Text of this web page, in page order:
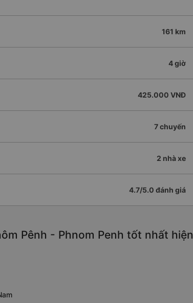
161 km
4 giờ
425.000 VNĐ
7 chuyến
2 nhà xe
4.7/5.0 đánh giá
Pênh - Phnom Penh tốt nhất hiện